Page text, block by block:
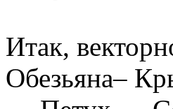
Итак,
Обезьяна–